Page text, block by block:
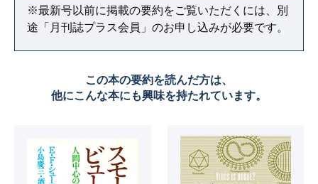
※最新号以前に掲載の要約をご覧いただくには、別
途「月刊誌プラス会員」のお申し込みが必要です。
この本の要約を読んだ方は、
他にこんな本にも興味を持たれています。